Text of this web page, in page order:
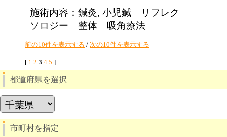
施術内容：鍼灸, 小児鍼 リフレク
ソロジー 整体 吸角療法
前の10件を表示する / 次の10件を表示する
[ 1 2 3 4 5 ]
都道府県を選択
市町村を指定